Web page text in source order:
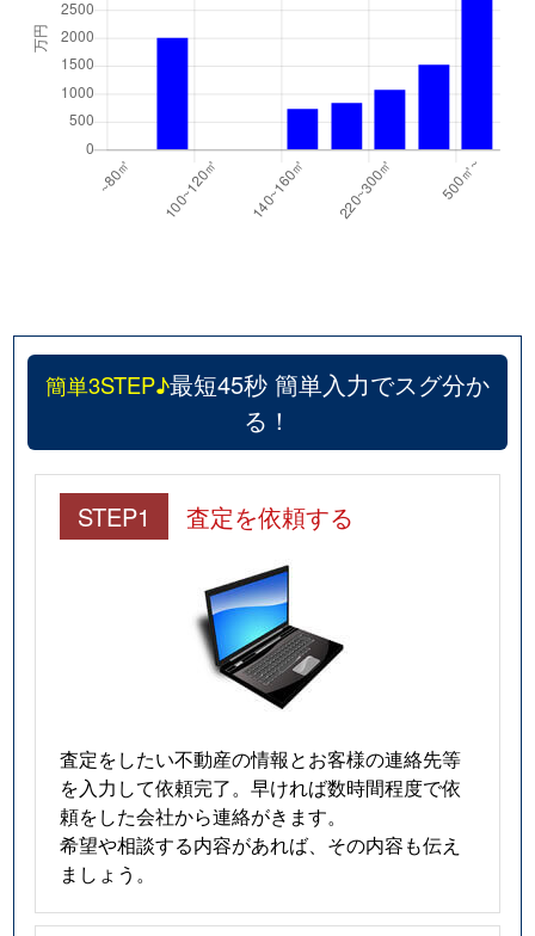
簡単3STEP♪最短45秒 簡単入力でスグ分か
る！
STEP1 査定を依頼する
査定をしたい不動産の情報とお客様の連絡先等
を入力して依頼完了。早ければ数時間程度で依
頼をした会社から連絡がきます。
希望や相談する内容があれば、その内容も伝え
ましょう。